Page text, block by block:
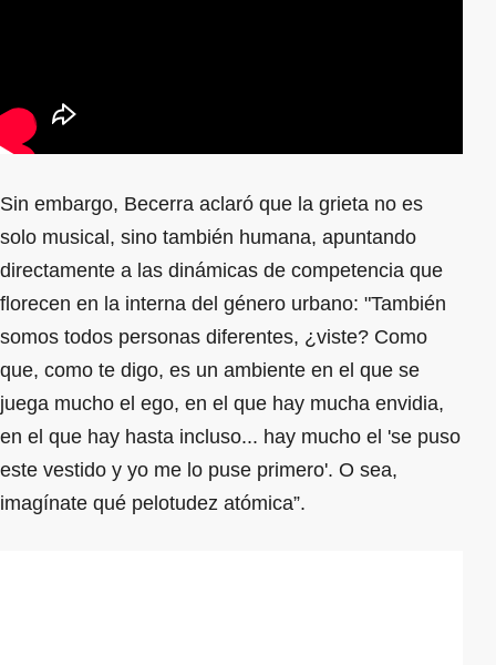
Sin embargo, Becerra aclaró que la grieta no es
solo musical, sino también humana, apuntando
directamente a las dinámicas de competencia que
florecen en la interna del género urbano: "También
somos todos personas diferentes, ¿viste? Como
que, como te digo, es un ambiente en el que se
juega mucho el ego, en el que hay mucha envidia,
en el que hay hasta incluso... hay mucho el 'se puso
este vestido y yo me lo puse primero'. O sea,
imagínate qué pelotudez atómica”.